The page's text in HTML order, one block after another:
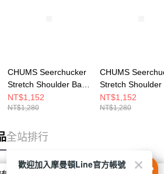
CHUMS Seerchucker
Stretch Shoulder Bag
肩背包 深藍
CH604147N001
NT$1,152
NT$1,280
CHUMS
Stretch Shoulder
肩背包 卡其綠
CH604147M022
NT$1,152
NT$1,280
全站排行
歡迎加入摩曼頓Line官方帳號